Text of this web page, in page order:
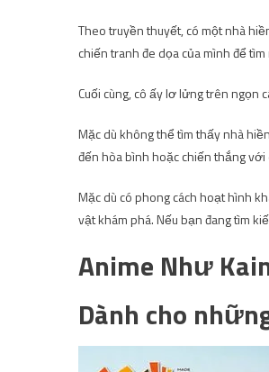
Theo truyền thuyết, có một nhà
chiến tranh đe dọa của mình để
Cuối cùng, cô ấy lơ lửng trên ngọn
Mặc dù không thể tìm thấy nhà
đến hòa bình hoặc chiến thắng
Mặc dù có phong cách hoạt hình
vật khám phá. Nếu bạn đang tìm
Anime Như
Dành cho